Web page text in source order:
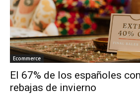
Ecommerce
El 67% de los españoles
rebajas de invierno